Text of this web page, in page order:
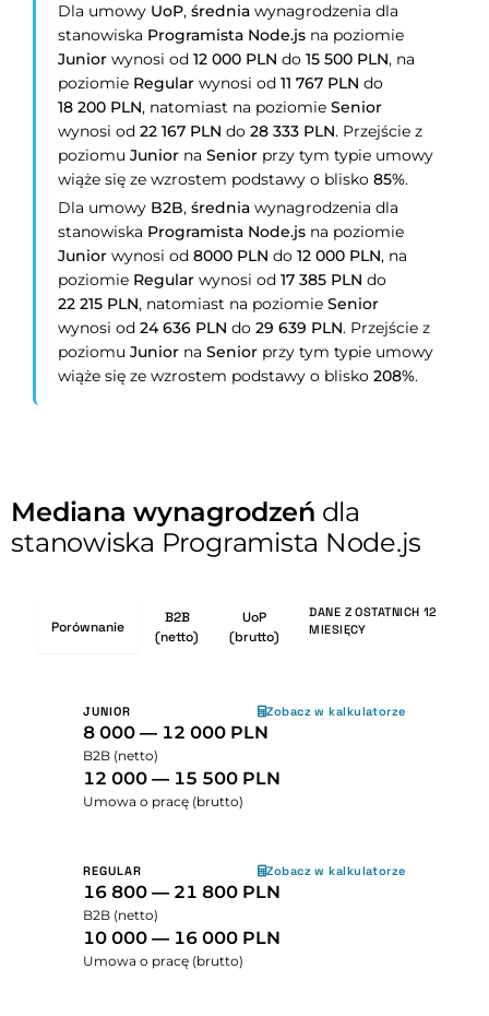
Dla umowy UoP,średnia wynagrodzenia dla
stanowiska Programista Node.js na poziomie
Junior wynosi od12 000 PLN do15 500 PLN, na
poziomie Regular wynosi od11 767 PLN do
18 200 PLN, natomiast na poziomieSenior
wynosi od22 167 PLN do28 333 PLN. Przejście z
poziomuJunior naSenior przy tym typie umowy
wiąże się ze wzrostem podstawy o blisko85%.
Dla umowy B2B,średnia wynagrodzenia dla
stanowiska Programista Node.js na poziomie
Junior wynosi od8000 PLN do12 000 PLN, na
poziomie Regular wynosi od17 385 PLN do
22 215 PLN, natomiast na poziomieSenior
wynosi od24 636 PLN do29 639 PLN. Przejście z
poziomuJunior naSenior przy tym typie umowy
wiąże się ze wzrostem podstawy o blisko208%.
Mediana wynagrodzeń dla
stanowiska Programista Node.js
Porównanie
B2B
(netto)
UoP
(brutto)
DANE Z OSTATNICH 12
MIESIĘCY
JUNIOR Zobacz w kalkulatorze
8 000 — 12 000 PLN
B2B (netto)
12 000 — 15 500 PLN
Umowa o pracę (brutto)
REGULAR Zobacz w kalkulatorze
16 800 — 21 800 PLN
B2B (netto)
10 000 — 16 000 PLN
Umowa o pracę (brutto)